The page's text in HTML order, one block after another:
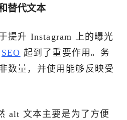
替代文本
提升 Instagram 上的曝光
SEO 起到了重要作用。务
数量，并使用能够反映受
alt 文本主要是为了方便